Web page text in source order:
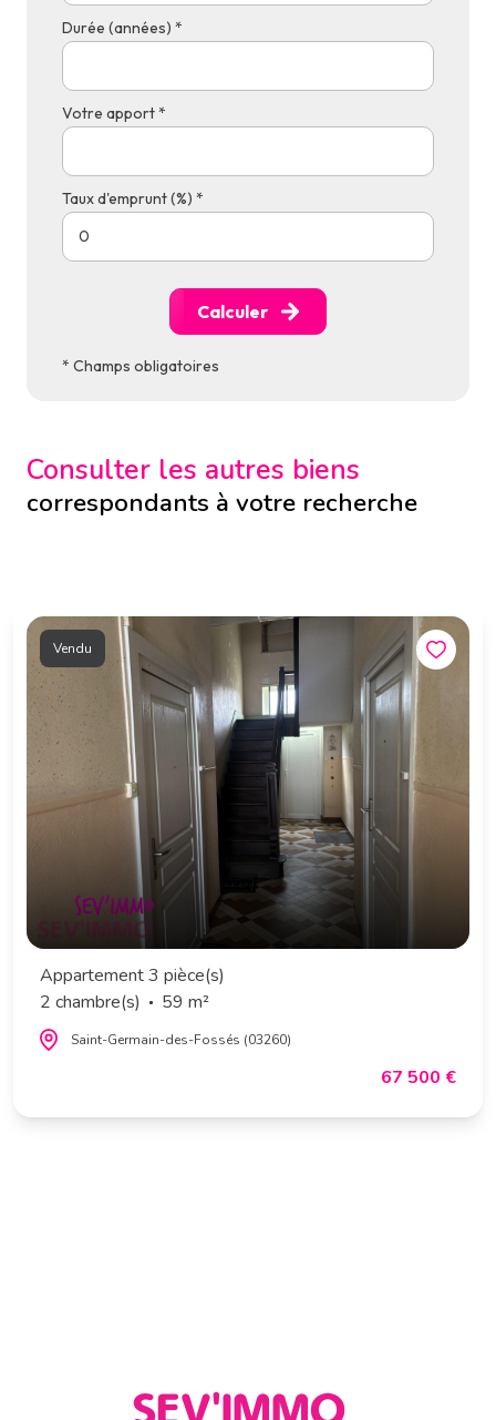
Durée (années) *
Votre apport *
Taux d'emprunt (%) *
Calculer
* Champs obligatoires
Consulter les autres biens
correspondants à votre recherche
Vendu
Appartement 3 pièce(s)
2 chambre(s)
59 m²
Saint-Germain-des-Fossés (03260)
67 500 €